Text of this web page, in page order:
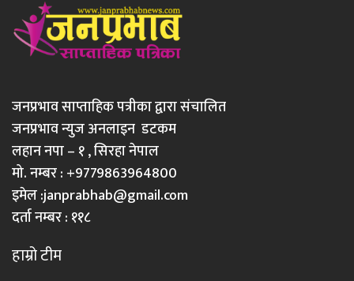
जनप्रभाव साप्ताहिक पत्रीका द्वारा संचालित
जनप्रभाव न्युज अनलाइन डटकम
लहान नपा – १ , सिरहा नेपाल
मो. नम्बर : +9779863964800
इमेल :janprabhab@gmail.com
दर्ता नम्बर : ११८
हाम्रो टीम